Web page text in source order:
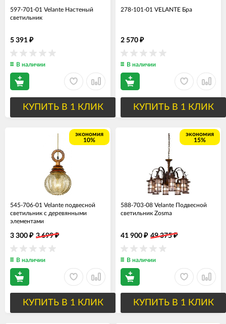
597-701-01 Velante Настеный
светильник
5 391 ₽
В наличии
КУПИТЬ В 1 КЛИК
278-101-01 VELANTE Бра
2 570 ₽
В наличии
КУПИТЬ В 1 КЛИК
экономия
10%
545-706-01 Velante подвесной
светильник с деревянными
элементами
3 300 ₽ 3 699₽
В наличии
КУПИТЬ В 1 КЛИК
экономия
15%
588-703-08 Velante Подвесной
светильник Zosma
41 900 ₽ 49 375₽
В наличии
КУПИТЬ В 1 КЛИК